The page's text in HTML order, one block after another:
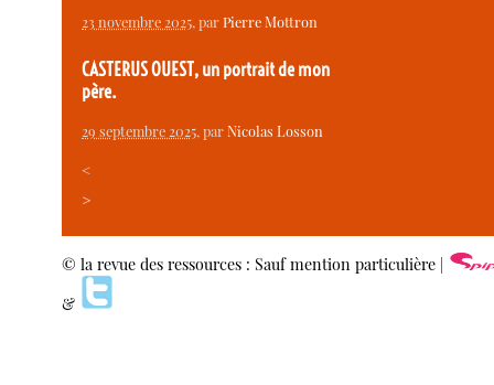
23 novembre 2025, parPierre Mottron
CASTERUS OUEST, un portrait de mon
père.
29 septembre 2025, parNicolas Losson
<
>
© la revue des ressources : Sauf mention particulière |
&